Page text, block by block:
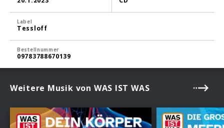
Label
Tessloff
Bestellnummer
09783788670139
Weitere Musik von WAS IST WAS